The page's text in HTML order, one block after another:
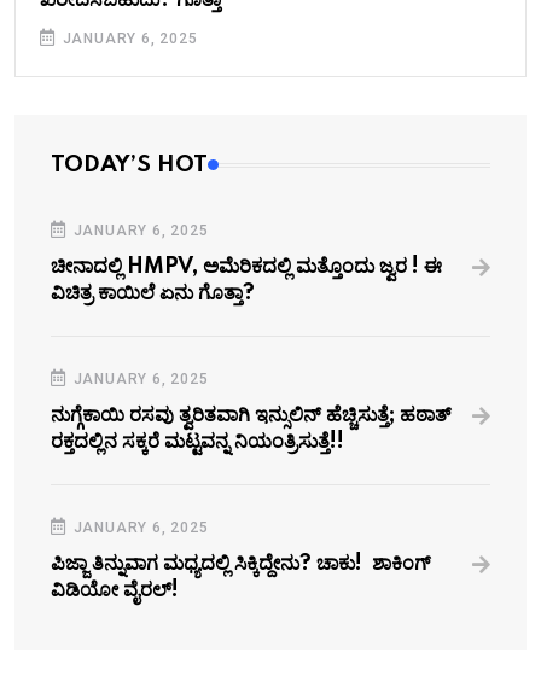
JANUARY 6, 2025
TODAY’S HOT
JANUARY 6, 2025
ಚೀನಾದಲ್ಲಿ HMPV, ಅಮೆರಿಕದಲ್ಲಿ ಮತ್ತೊಂದು ಜ್ವರ ! ಈ
ವಿಚಿತ್ರ ಕಾಯಿಲೆ ಏನು ಗೊತ್ತಾ?
JANUARY 6, 2025
ನುಗ್ಗೆಕಾಯಿ ರಸವು ತ್ವರಿತವಾಗಿ ಇನ್ಸುಲಿನ್‌ ಹೆಚ್ಚಿಸುತ್ತೆ; ಹಠಾತ್
ರಕ್ತದಲ್ಲಿನ ಸಕ್ಕರೆ ಮಟ್ಟವನ್ನ ನಿಯಂತ್ರಿಸುತ್ತೆ!!
JANUARY 6, 2025
ಪಿಜ್ಜಾ ತಿನ್ನುವಾಗ ಮಧ್ಯದಲ್ಲಿ ಸಿಕ್ಕಿದ್ದೇನು? ಚಾಕು! ಶಾಕಿಂಗ್
ವಿಡಿಯೋ ವೈರಲ್!